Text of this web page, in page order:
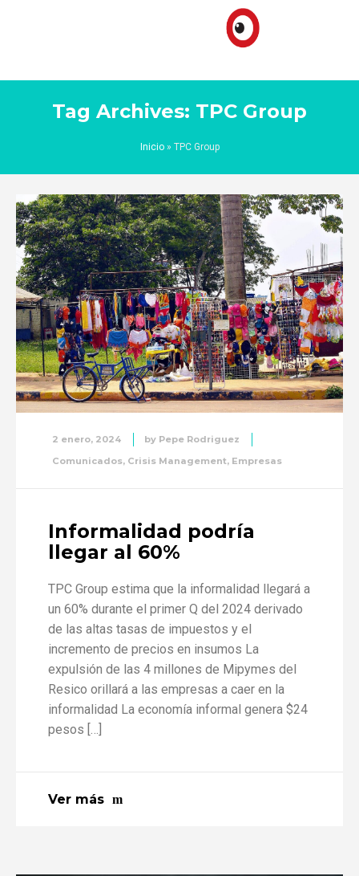
Tag Archives: TPC Group
Inicio» TPC Group
2 enero, 2024 by Pepe Rodriguez
Comunicados, Crisis Management, Empresas
Informalidad podría
llegar al 60%
TPC Group estima que la informalidad llegará a
un 60% durante el primer Q del 2024 derivado
de las altas tasas de impuestos y el
incremento de precios en insumos La
expulsión de las 4 millones de Mipymes del
Resico orillará a las empresas a caer en la
informalidad La economía informal genera $24
pesos […]
Ver más